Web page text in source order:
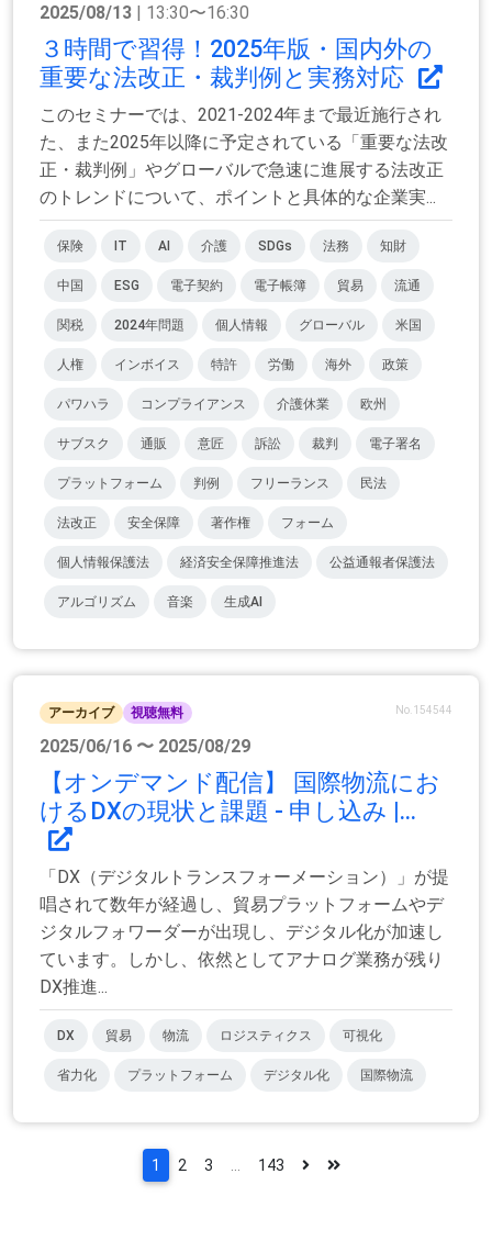
2025/08/13 | 13:30〜16:30
３時間で習得！2025年版・国内外の
重要な法改正・裁判例と実務対応
このセミナーでは、2021-2024年まで最近施行され
た、また2025年以降に予定されている「重要な法改
正・裁判例」やグローバルで急速に進展する法改正
のトレンドについて、ポイントと具体的な企業実...
保険 IT AI 介護 SDGs 法務 知財
中国 ESG 電子契約 電子帳簿 貿易 流通
関税 2024年問題 個人情報 グローバル 米国
人権 インボイス 特許 労働 海外 政策
パワハラ コンプライアンス 介護休業 欧州
サブスク 通販 意匠 訴訟 裁判 電子署名
プラットフォーム 判例 フリーランス 民法
法改正 安全保障 著作権 フォーム
個人情報保護法 経済安全保障推進法 公益通報者保護法
アルゴリズム 音楽 生成AI
アーカイブ 視聴無料 No.154544
2025/06/16 〜 2025/08/29
【オンデマンド配信】 国際物流にお
けるDXの現状と課題 - 申し込み |...
「DX（デジタルトランスフォーメーション）」が提
唱されて数年が経過し、貿易プラットフォームやデ
ジタルフォワーダーが出現し、デジタル化が加速し
ています。しかし、依然としてアナログ業務が残り
DX推進...
DX 貿易 物流 ロジスティクス 可視化
省力化 プラットフォーム デジタル化 国際物流
1 2 3 143